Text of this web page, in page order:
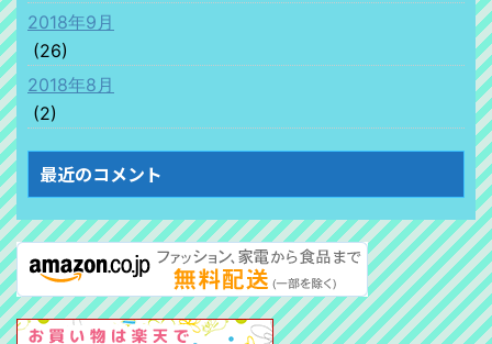
2018年9月
(26)
2018年8月
(2)
最近のコメント